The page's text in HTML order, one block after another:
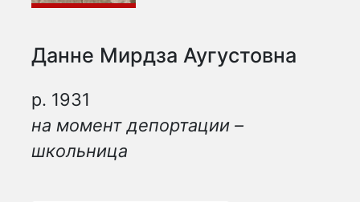
Данне Мирдза Аугустовна
р. 1931
на момент депортации –
школьница